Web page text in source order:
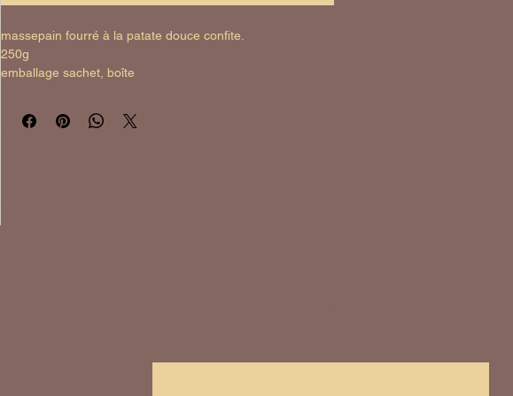
massepain fourré à la patate douce confite.
250g
emballage sachet, boîte